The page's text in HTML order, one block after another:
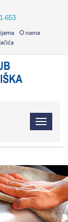
653
O nama